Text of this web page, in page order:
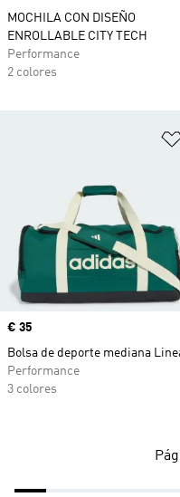
MOCHILA CON DISEÑO
ENROLLABLE CITY TECH
Performance
2 colores
Precio
€ 35
Bolsa de deporte mediana
Performance
3 colores